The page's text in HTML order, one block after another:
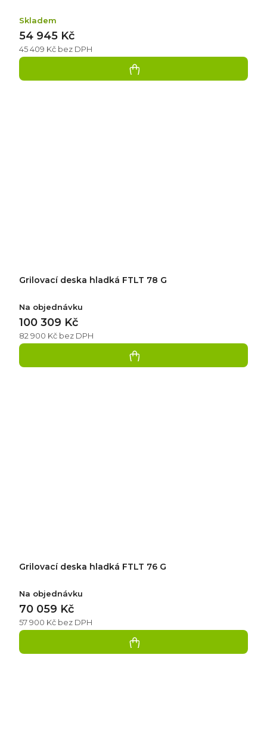
Skladem
45 409 Kč bez DPH
54 945 Kč
Grilovací deska hladká FTLT 78 G
Na objednávku
82 900 Kč bez DPH
100 309 Kč
Grilovací deska hladká FTLT 76 G
Na objednávku
57 900 Kč bez DPH
70 059 Kč